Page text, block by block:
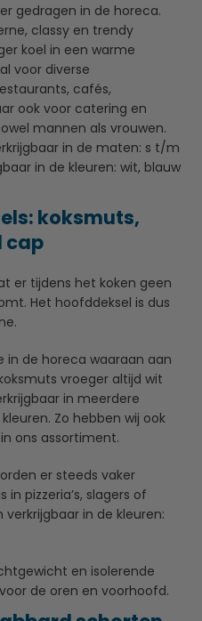
gedragen in de horeca.
classy en trendy
koel in een warme
voor diverse
cafés,
ook voor catering en
mannen als vrouwen.
in de maten: s t/m
in de kleuren: wit, blauw
koksmuts,
cap
er tijdens het koken geen
Het hoofddeksel is dus
in de horeca waaraan aan
vroeger altijd wit
in meerdere
Zo hebben wij ook
ons assortiment.
er steeds vaker
pizzeria’s, slagers of
in de kleuren:
en isolerende
de oren en voorhoofd.